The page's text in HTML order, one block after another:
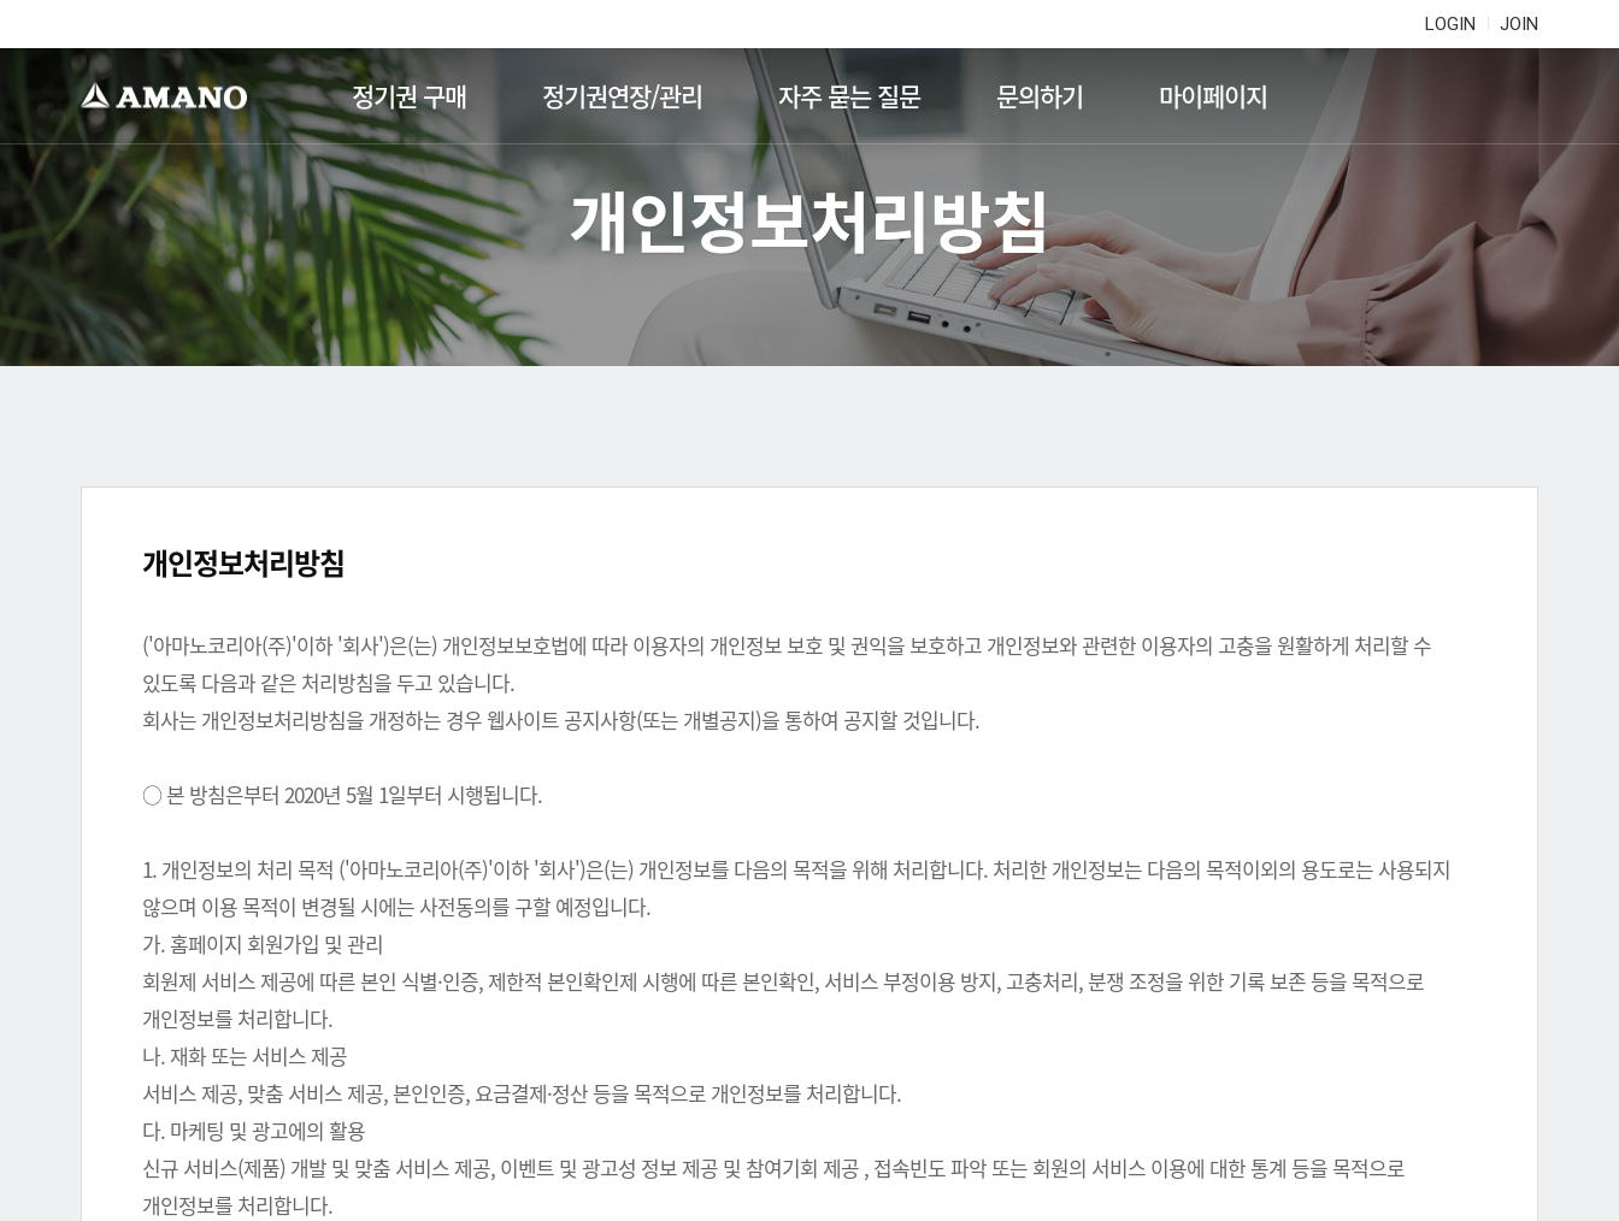
LOGIN JOIN
정기권 구매 정기권연장/관리 자주 묻는 질문 문의하기 마이페이지
개인정보처리방침
개인정보처리방침
('아마노코리아(주)'이하 '회사')은(는) 개인정보보호법에 따라 이용자의 개인정보 보호 및 권익을 보호하고 개인정보와 관련한 이용자의 고충을 원활하게 처리할 수
있도록 다음과 같은 처리방침을 두고 있습니다.
회사는 개인정보처리방침을 개정하는 경우 웹사이트 공지사항(또는 개별공지)을 통하여 공지할 것입니다.
○ 본 방침은부터 2020년 5월 1일부터 시행됩니다.
1. 개인정보의 처리 목적 ('아마노코리아(주)'이하 '회사')은(는) 개인정보를 다음의 목적을 위해 처리합니다. 처리한 개인정보는 다음의 목적이외의 용도로는 사용되지
않으며 이용 목적이 변경될 시에는 사전동의를 구할 예정입니다.
가. 홈페이지 회원가입 및 관리
회원제 서비스 제공에 따른 본인 식별·인증, 제한적 본인확인제 시행에 따른 본인확인, 서비스 부정이용 방지, 고충처리, 분쟁 조정을 위한 기록 보존 등을 목적으로
개인정보를 처리합니다.
나. 재화 또는 서비스 제공
서비스 제공, 맞춤 서비스 제공, 본인인증, 요금결제·정산 등을 목적으로 개인정보를 처리합니다.
다. 마케팅 및 광고에의 활용
신규 서비스(제품) 개발 및 맞춤 서비스 제공, 이벤트 및 광고성 정보 제공 및 참여기회 제공 , 접속빈도 파악 또는 회원의 서비스 이용에 대한 통계 등을 목적으로
개인정보를 처리합니다.